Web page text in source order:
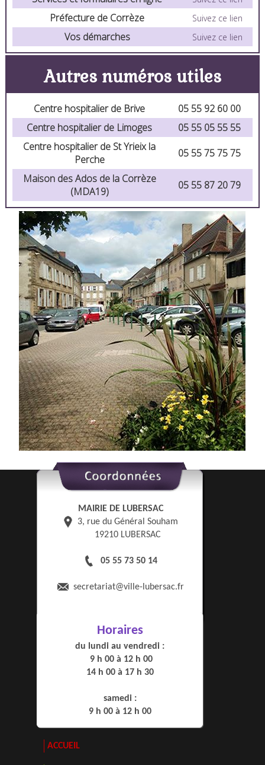
Préfecture de Corrèze Suivez ce lien
Vos démarches Suivez ce lien
Autres numéros utiles
Centre hospitalier de Brive
05 55 92 60 00
Centre hospitalier de Limoges
05 55 05 55 55
Centre hospitalier de St Yrieix la
Perche
05 55 75 75 75
Maison des Ados de la Corrèze
(MDA19)
05 55 87 20 79
MAIRIE DE LUBERSAC
3, rue du Général Souham
19210 LUBERSAC
05 55 73 50 14
secretariat@ville-lubersac.fr
Horaires
du lundi au vendredi :
9 h 00 à 12 h 00
14 h 00 à 17 h 30
samedi :
9 h 00 à 12 h 00
ACCUEIL